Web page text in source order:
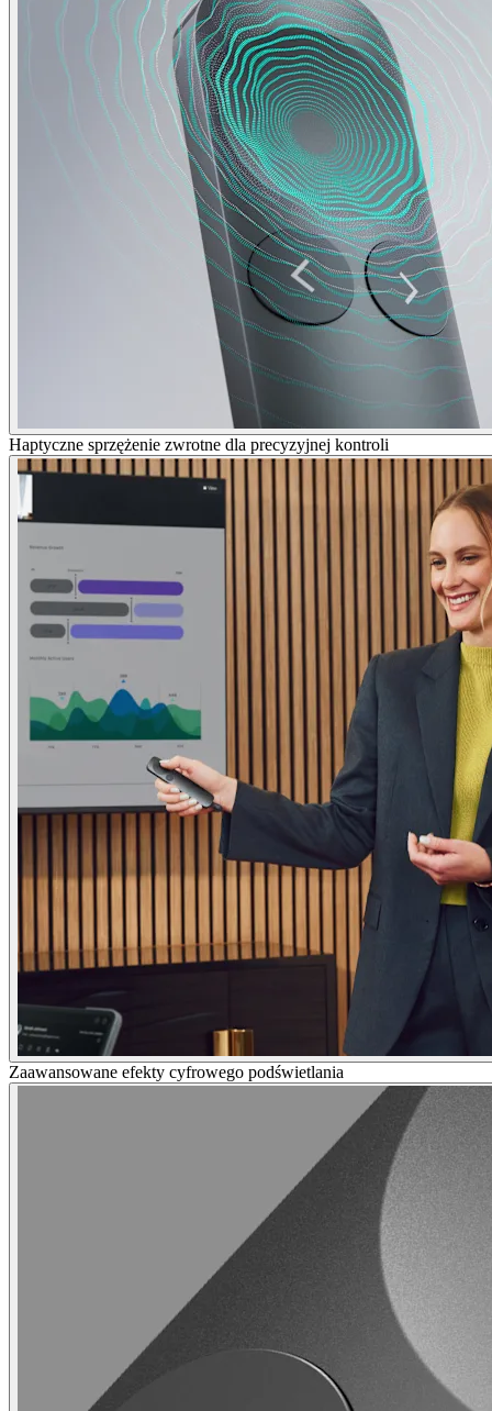
Haptyczne sprzężenie zwrotne dla precyzyjnej kontroli
Zaawansowane efekty cyfrowego podświetlania